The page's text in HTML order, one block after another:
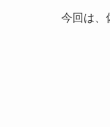
今回は、